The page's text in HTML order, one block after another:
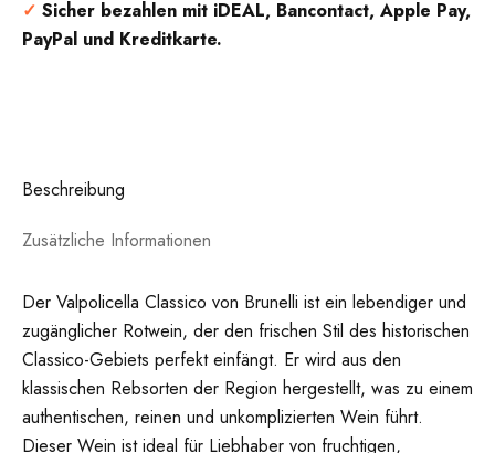
Menge
✓ Sicher bezahlen mit iDEAL, Bancontact, Apple Pay,
PayPal und Kreditkarte.
Beschreibung
Zusätzliche Informationen
Der Valpolicella Classico von Brunelli ist ein lebendiger und
zugänglicher Rotwein, der den frischen Stil des historischen
Classico-Gebiets perfekt einfängt. Er wird aus den
klassischen Rebsorten der Region hergestellt, was zu einem
authentischen, reinen und unkomplizierten Wein führt.
Dieser Wein ist ideal für Liebhaber von fruchtigen,